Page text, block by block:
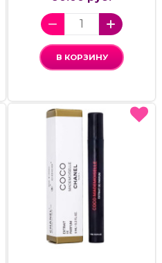
В КОРЗИНУ